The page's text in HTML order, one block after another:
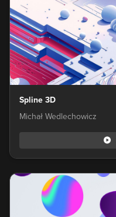
Spline 3D
Michał Wedlechowicz